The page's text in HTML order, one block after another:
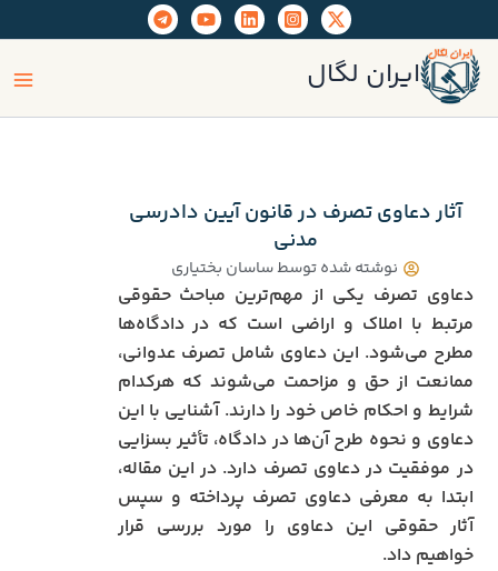
به
محتوا
ایران لگال
آثار دعاوی تصرف در قانون آیین دادرسی
مدنی
نوشته شده توسطساسان بختیاری
دعاوی تصرف یکی از مهم‌ترین مباحث حقوقی
مرتبط با املاک و اراضی است که در دادگاه‌ها
مطرح می‌شود. این دعاوی شامل تصرف عدوانی،
ممانعت از حق و مزاحمت می‌شوند که هرکدام
شرایط و احکام خاص خود را دارند. آشنایی با این
دعاوی و نحوه طرح آن‌ها در دادگاه، تأثیر بسزایی
در موفقیت در دعاوی تصرف دارد. در این مقاله،
ابتدا به معرفی دعاوی تصرف پرداخته و سپس
آثار حقوقی این دعاوی را مورد بررسی قرار
خواهیم داد.